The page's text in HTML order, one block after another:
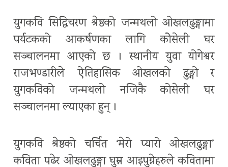
युगकवि सिद्धिचरण श्रेष्ठको जन्मथलो ओखलढुङ्गामा
पर्यटकको आकर्षणका लागि कोेसेली घर
सञ्चालनमा आएको छ । स्थानीय युवा योगेश्वर
राजभण्डारीले ऐतिहासिक ओखलको ढुङ्गो र
युगकविको जन्मथलो नजिकै कोसेली घर
सञ्चालनमा ल्याएका हुन् ।
युगकवि श्रेष्ठको चर्चित ‘मेरो प्यारो ओखलढुङ्गा’
कविता पढेर ओखलढुङ्गा घुम्न आइपुग्नेहरुले कवितामा